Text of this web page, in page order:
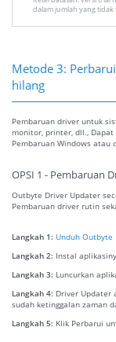
dalam jumlah yang tidak
Metode 3:
hilang
Pembaruan driver untuk
monitor, printer, dll.,
Pembaruan Windows atau
OPSI 1 - Pembaruan
Outbyte Driver Updater
Pembaruan driver rutin
Langkah 1: Unduh
Langkah 2: Instal
Langkah 3: Luncurkan
Langkah 4: Driver Updater
sudah ketinggalan zaman
Langkah 5: Klik Perbarui